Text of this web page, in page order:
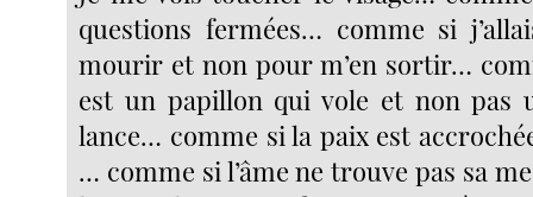
questions fermées… comme si
mourir et non pour m’en sortir…
est un papillon qui vole et non pas
lance… comme si la paix est
… comme si l’âme ne trouve pas sa